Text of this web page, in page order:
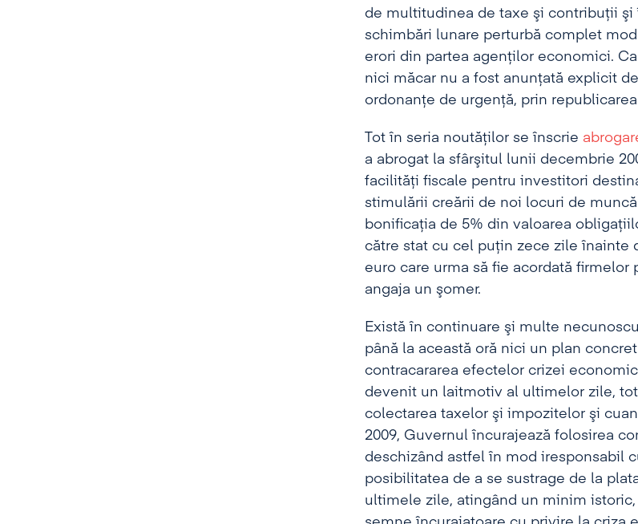
de multitudinea de taxe şi contribuţii
schimbări lunare perturbă complet
erori din partea agenţilor economici.
nici măcar nu a fost anunţată explicit
ordonanţe de urgenţă, prin
Tot în seria noutăţilor se înscrie
a abrogat la sfârşitul lunii decembrie
facilităţi fiscale pentru investitori
stimulării creării de noi locuri de
bonificaţia de 5% din valoarea
către stat cu cel puţin zece zile înainte
euro care urma să fie acordată
angaja un şomer.
Există în continuare şi multe
până la această oră nici un plan
contracararea efectelor crizei
devenit un laitmotiv al ultimelor zile,
colectarea taxelor şi impozitelor şi
2009, Guvernul încurajează folosirea
deschizând astfel în mod iresponsabil
posibilitatea de a se sustrage de la
ultimele zile, atingând un minim